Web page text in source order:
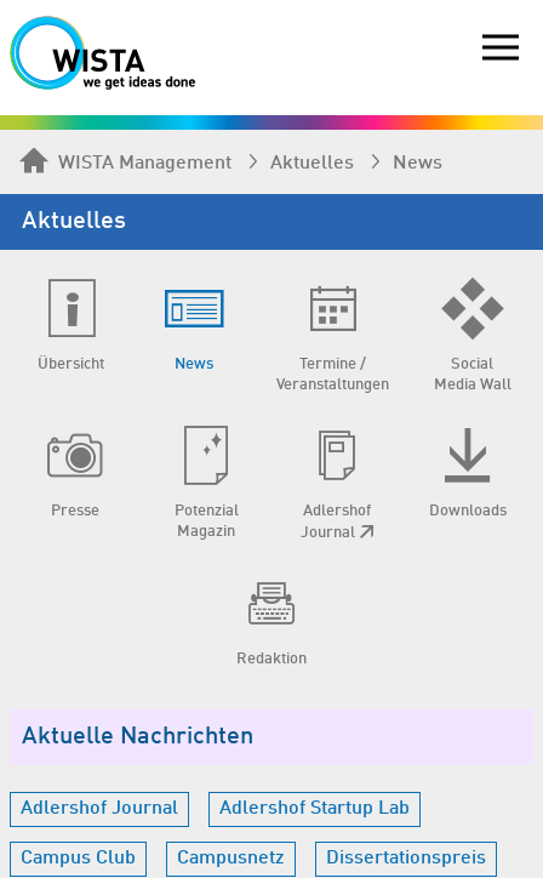
WISTA Management Aktuelles News
Aktuelles
Übersicht News
Termine /
Veranstaltungen
Social
Media Wall
Presse
Potenzial
Magazin
Adlershof
Journal
Downloads
Redaktion
Aktuelle Nachrichten
Adlershof Journal Adlershof Startup Lab
Campus Club Campusnetz Dissertationspreis